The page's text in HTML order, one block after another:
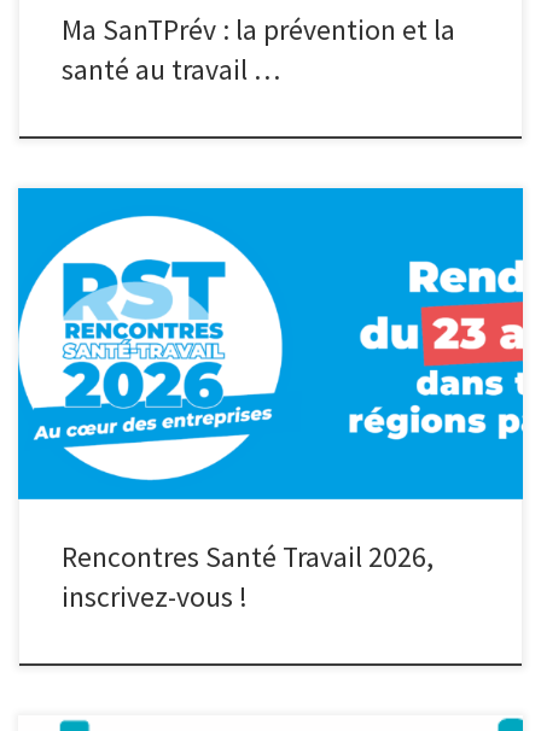
Ma SanTPrév : la prévention et la
santé au travail …
Les Rencontres Santé Travail Présanse sont de retour dans les
Hauts-de-France ! Cette année, direction « au cœur des
entreprises » ! Les Services de Prévention et de Santé au Travail
de la région vous donnent ainsi rendez-vous :
Mardi 24 mars,
de 9h à 12h pour un événement organisé par l’AST pour les
agences d’intérim. […]
Rencontres Santé Travail 2026,
inscrivez-vous !